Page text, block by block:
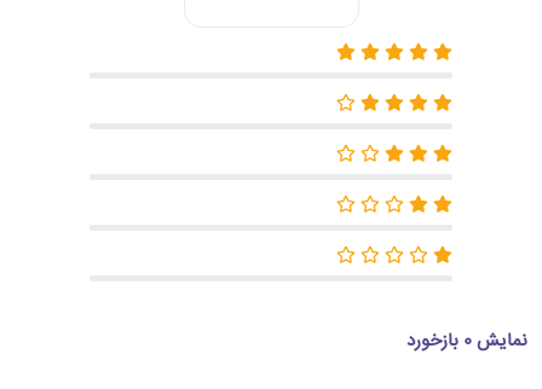
نمایش 0 بازخورد